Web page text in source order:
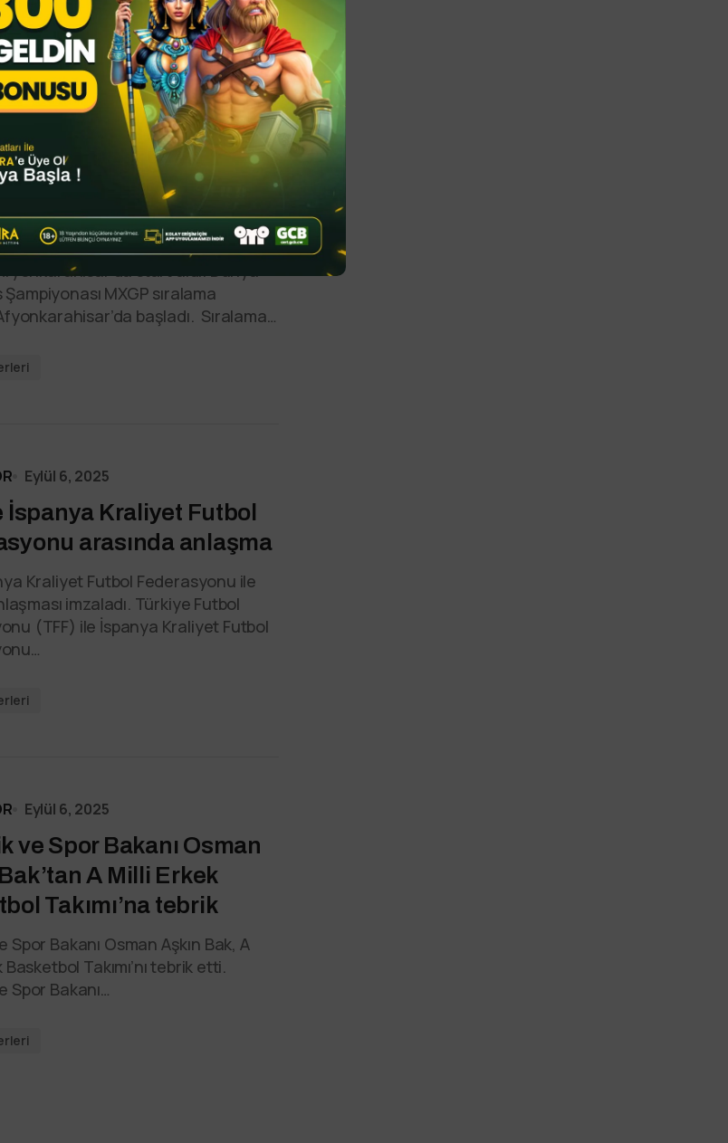
Eylül 6, 2025
sıralama yarışları başladı
Şampiyonası MXGP sıralama
start aldı. Dünya
MXGP sıralama
başladı. Sıralama…
Eylül 6, 2025
İspanya Kraliyet Futbol
arasında anlaşma
Kraliyet Futbol Federasyonu ile
imzaladı. Türkiye Futbol
(TFF) ile İspanya Kraliyet Futbol
Eylül 6, 2025
ve Spor Bakanı Osman
A Milli Erkek
Takımı’na tebrik
Spor Bakanı Osman Aşkın Bak, A
Takımı’nı tebrik etti.
Spor Bakanı…